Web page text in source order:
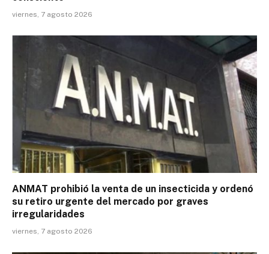
viernes, 7 agosto 2026
ANMAT prohibió la venta de un insecticida y ordenó
su retiro urgente del mercado por graves
irregularidades
viernes, 7 agosto 2026